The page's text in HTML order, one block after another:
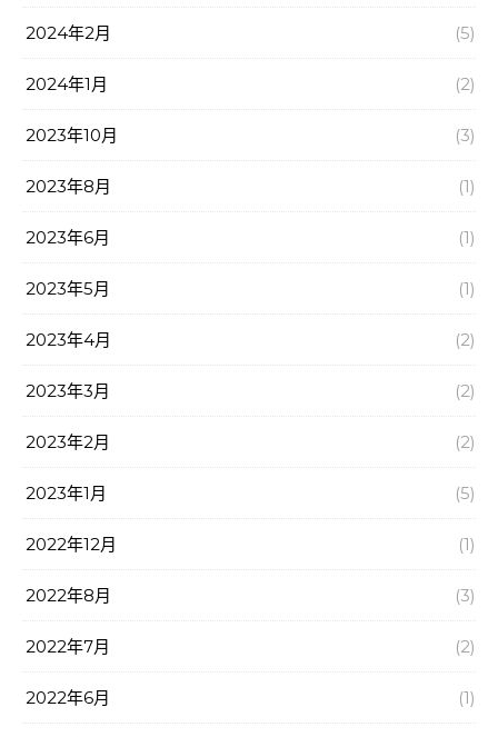
2024年2月 (5)
2024年1月 (2)
2023年10月 (3)
2023年8月 (1)
2023年6月 (1)
2023年5月 (1)
2023年4月 (2)
2023年3月 (2)
2023年2月 (2)
2023年1月 (5)
2022年12月 (1)
2022年8月 (3)
2022年7月 (2)
2022年6月 (1)